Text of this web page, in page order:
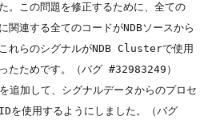
。この問題を修正するために、全ての
関連する全てのコードがNDBソースから
れらのシグナルがNDB Clusterで使用
たためです。（バグ #32983249）
加して、シグナルデータからのプロセ
を使用するようにしました。（バグ